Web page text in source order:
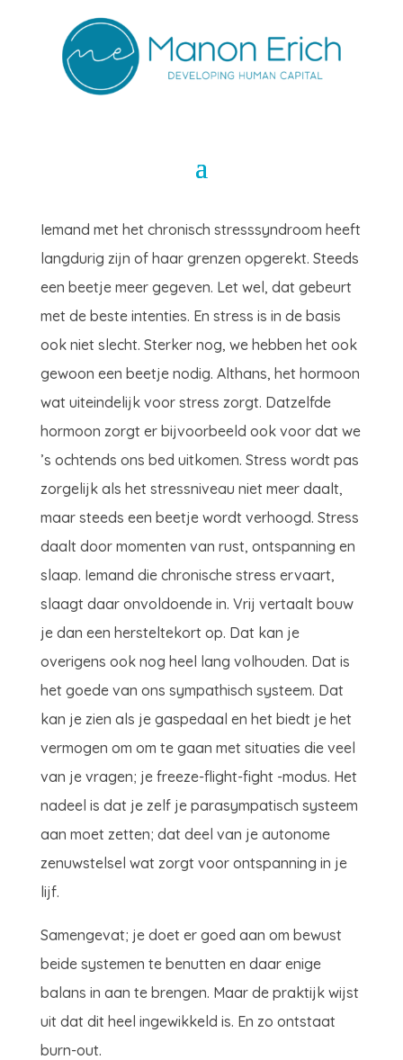
Iemand met het chronisch stresssyndroom heeft
langdurig zijn of haar grenzen opgerekt. Steeds
een beetje meer gegeven. Let wel, dat gebeurt
met de beste intenties. En stress is in de basis
ook niet slecht. Sterker nog, we hebben het ook
gewoon een beetje nodig. Althans, het hormoon
wat uiteindelijk voor stress zorgt. Datzelfde
hormoon zorgt er bijvoorbeeld ook voor dat we
’s ochtends ons bed uitkomen. Stress wordt pas
zorgelijk als het stressniveau niet meer daalt,
maar steeds een beetje wordt verhoogd. Stress
daalt door momenten van rust, ontspanning en
slaap. Iemand die chronische stress ervaart,
slaagt daar onvoldoende in. Vrij vertaalt bouw
je dan een hersteltekort op. Dat kan je
overigens ook nog heel lang volhouden. Dat is
het goede van ons sympathisch systeem. Dat
kan je zien als je gaspedaal en het biedt je het
vermogen om om te gaan met situaties die veel
van je vragen; je freeze-flight-fight -modus. Het
nadeel is dat je zelf je parasympatisch systeem
aan moet zetten; dat deel van je autonome
zenuwstelsel wat zorgt voor ontspanning in je
lijf.
Samengevat; je doet er goed aan om bewust
beide systemen te benutten en daar enige
balans in aan te brengen. Maar de praktijk wijst
uit dat dit heel ingewikkeld is. En zo ontstaat
burn-out.